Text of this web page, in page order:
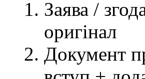
Заява /
оригінал
Документ